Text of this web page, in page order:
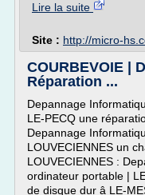
Lire la suite
Site : http://micro-
COURBEVOIE |
Réparation ...
Depannage
LE-PECQ une
Depannage
LOUVECIENNES un
LOUVECIENNES :
ordinateur portable |
de disque dur â LE-